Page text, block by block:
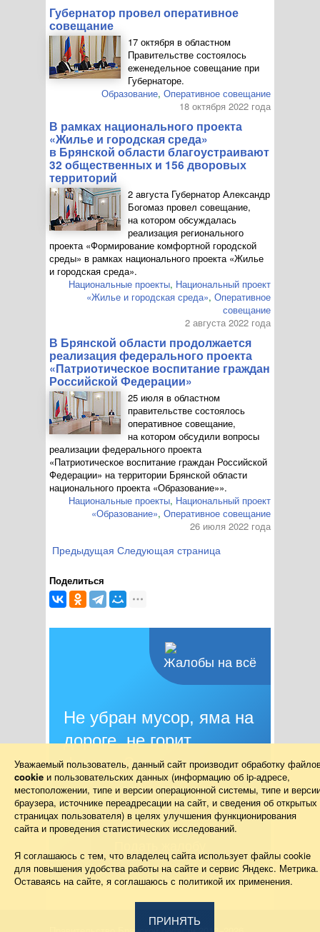
Губернатор провел оперативное
совещание
17 октября в областном
Правительстве состоялось
еженедельное совещание при
Губернаторе.
Образование, Оперативное совещание
18 октября 2022 года
В рамках национального проекта
«Жилье и городская среда»
в Брянской области благоустраивают
32 общественных и 156 дворовых
территорий
2 августа Губернатор Александр
Богомаз провел совещание,
на котором обсуждалась
реализация регионального
проекта «Формирование комфортной городской
среды» в рамках национального проекта «Жилье
и городская среда».
Национальные проекты, Национальный проект
«Жилье и городская среда», Оперативное
совещание
2 августа 2022 года
В Брянской области продолжается
реализация федерального проекта
«Патриотическое воспитание граждан
Российской Федерации»
25 июля в областном
правительстве состоялось
оперативное совещание,
на котором обсудили вопросы
реализации федерального проекта
«Патриотическое воспитание граждан Российской
Федерации» на территории Брянской области
национального проекта «Образование»».
Национальные проекты, Национальный проект
«Образование», Оперативное совещание
26 июля 2022 года
Предыдущая Следующая страница
Поделиться
Жалобы на всё
Не убран мусор, яма на
дороге, не горит
фонарь?
Столкнулись с проблемой — сообщите о
ней!
Уважаемый пользователь, данный сайт производит обработку
cookie и пользовательских данных (информацию об ip-адресе,
местоположении, типе и версии операционной системы, типе и
браузера, источнике переадресации на сайт, и сведения об открытых
страницах пользователя) в целях улучшения функционирования
сайта и проведения статистических исследований.
Я соглашаюсь с тем, что владелец сайта использует файлы cookie
для повышения удобства работы на сайте и сервис Яндекс. Метрика.
Оставаясь на сайте, я соглашаюсь с политикой их применения.
ПРИНЯТЬ